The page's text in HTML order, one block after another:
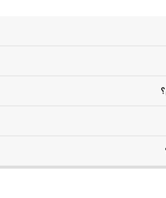
بستگی دارد. رادیاتورهای پنلی برای ظاهر
متغیر است. برای اطلاع از قیمت‌های به‌روز
از طریق وب‌سایت بوتان آنلاین سفارش خود را ثبت کنید یا با
پنلی ظاهری شیک‌تر و عملکرد